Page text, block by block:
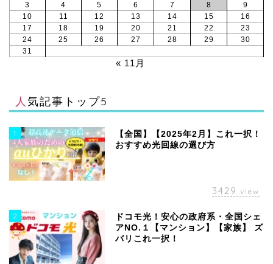
3
4 5 6 7 8
9
10
11 12 13 14 15
16
17
18 19 20 21 22
23
24
25 26 27 28 29
30
31
« 11月
人気記事トップ5
1
【全国】【2025年2月】これ一択！
おすすめ光回線の選び方
3429 view
2
ドコモ光！安心の政府系・全国シェ
アNO.１【マンション】【家族】 ズ
バリこれ一択！